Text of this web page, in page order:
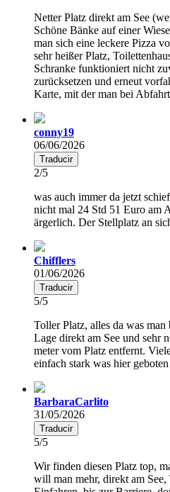
Netter Platz direkt am See
Schöne Bänke auf einer
man sich eine leckere Pizza
sehr heißer Platz,
Schranke funktioniert nicht
zurücksetzen und erneut
Karte, mit der man bei
conny19
06/06/2026
Traducir
2/5
was auch immer da jetzt
nicht mal 24 Std 51 Euro am
ärgerlich. Der Stellplatz an
Chifflers
01/06/2026
Traducir
5/5
Toller Platz, alles da was
Lage direkt am See und sehr
meter vom Platz entfernt.
einfach stark was hier
BarbaraCarlito
31/05/2026
Traducir
5/5
Wir finden diesen Platz top,
will man mehr, direkt am